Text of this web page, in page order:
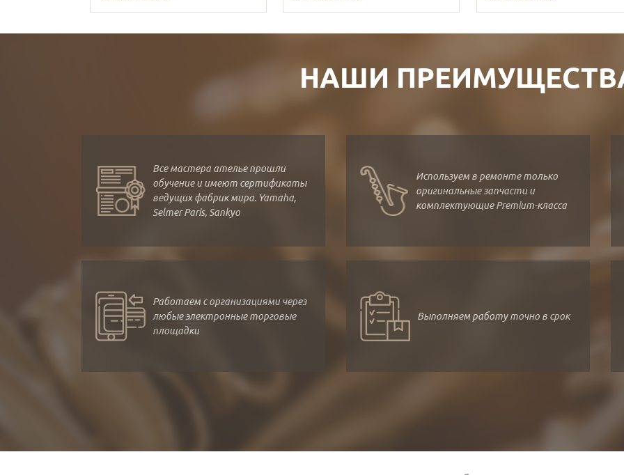
НАШИ
Все мастера ателье прошли
обучение и имеют сертификаты
ведущих фабрик мира. Yamaha,
Selmer Paris, Sankyo
Используем в ремонте только
оригинальные запчасти и
комплектующие Premium-класса
Работаем с организациями через
любые электронные торговые
площадки
Выполняем работу точно в срок